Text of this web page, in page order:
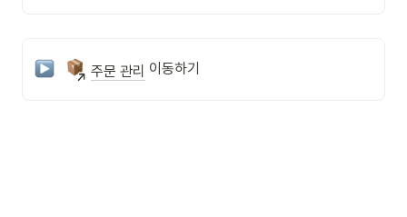
주문 관리 이동하기